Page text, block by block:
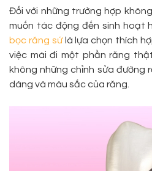
Đối với những trường hợp
muốn tác động đến sinh hoạt
bọc răng sứlà lựa chọn thích
việc mài đi một phần răng
không những chỉnh sửa đường
dáng và màu sắc của răng.